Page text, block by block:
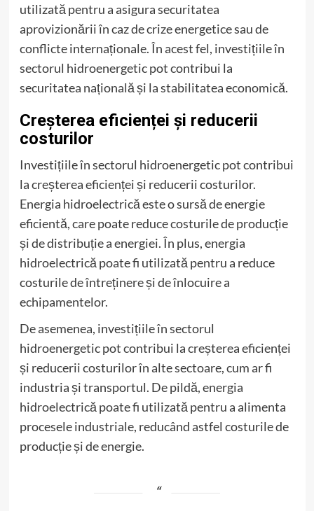
utilizată pentru a asigura securitatea
aprovizionării în caz de crize energetice sau de
conflicte internaționale. În acest fel, investițiile în
sectorul hidroenergetic pot contribui la
securitatea națională și la stabilitatea economică.
Creșterea eficienței și reducerii
costurilor
Investițiile în sectorul hidroenergetic pot contribui
la creșterea eficienței și reducerii costurilor.
Energia hidroelectrică este o sursă de energie
eficientă, care poate reduce costurile de producție
și de distribuție a energiei. În plus, energia
hidroelectrică poate fi utilizată pentru a reduce
costurile de întreținere și de înlocuire a
echipamentelor.
De asemenea, investițiile în sectorul
hidroenergetic pot contribui la creșterea eficienței
și reducerii costurilor în alte sectoare, cum ar fi
industria și transportul. De pildă, energia
hidroelectrică poate fi utilizată pentru a alimenta
procesele industriale, reducând astfel costurile de
producție și de energie.